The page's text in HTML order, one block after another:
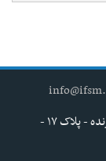
تهران - خیابان شهید مفتح جنوبی - خیابان ورزنده - پلاک ۱۷ -